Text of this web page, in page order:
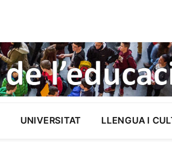
UNIVERSITAT LLENGUA I